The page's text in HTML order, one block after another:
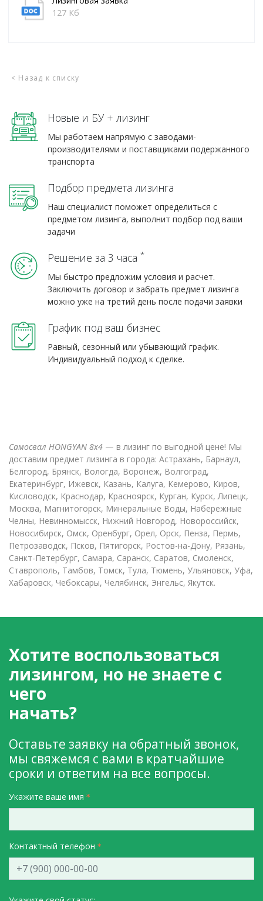
127 Кб
< Назад к списку
Новые и БУ + лизинг
Мы работаем напрямую с заводами-
производителями и поставщиками подержанного
транспорта
Подбор предмета лизинга
Наш специалист поможет определиться с
предметом лизинга, выполнит подбор под ваши
задачи
Решение за 3 часа *
Мы быстро предложим условия и расчет.
Заключить договор и забрать предмет лизинга
можно уже на третий день после подачи заявки
График под ваш бизнес
Равный, сезонный или убывающий график.
Индивидуальный подход к сделке.
Самосвал HONGYAN 8х4 — в лизинг по выгодной цене! Мы
доставим предмет лизинга в города: Астрахань, Барнаул,
Белгород, Брянск, Вологда, Воронеж, Волгоград,
Екатеринбург, Ижевск, Казань, Калуга, Кемерово, Киров,
Кисловодск, Краснодар, Красноярск, Курган, Курск, Липецк,
Москва, Магнитогорск, Минеральные Воды, Набережные
Челны, Невинномысск, Нижний Новгород, Новороссийск,
Новосибирск, Омск, Оренбург, Орел, Орск, Пенза, Пермь,
Петрозаводск, Псков, Пятигорск, Ростов-на-Дону, Рязань,
Санкт-Петербург, Самара, Саранск, Саратов, Смоленск,
Ставрополь, Тамбов, Томск, Тула, Тюмень, Ульяновск, Уфа,
Хабаровск, Чебоксары, Челябинск, Энгельс, Якутск.
Хотите воспользоваться
лизингом, но не знаете с
чего
начать?
Оставьте заявку на обратный звонок,
мы свяжемся с вами в кратчайшие
сроки и ответим на все вопросы.
Укажите ваше имя
Контактный телефон